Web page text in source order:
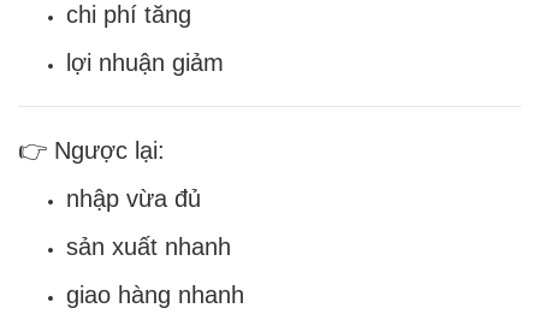
chi phí tăng
lợi nhuận giảm
👉 Ngược lại:
nhập vừa đủ
sản xuất nhanh
giao hàng nhanh